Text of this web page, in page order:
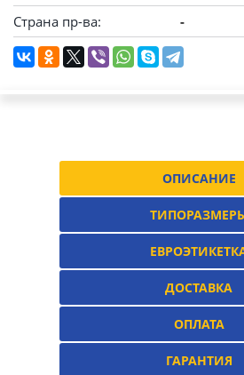
Страна пр-ва:
-
ОПИСАНИЕ
ДОСТАВКА
ОПЛАТА
ГАРАНТИЯ